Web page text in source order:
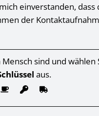
einverstanden, dass
der
sind und wählen
aus.